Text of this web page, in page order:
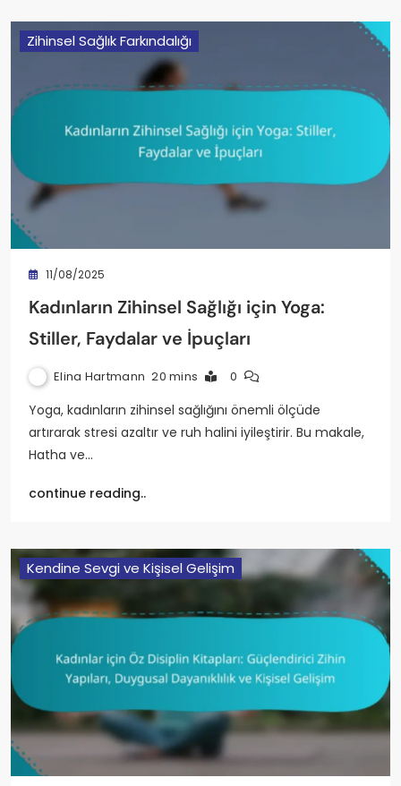
Zihinsel Sağlık Farkındalığı
11/08/2025
Kadınların Zihinsel Sağlığı için Yoga:
Stiller, Faydalar ve İpuçları
Elina Hartmann 20 mins 0
Yoga, kadınların zihinsel sağlığını önemli ölçüde
artırarak stresi azaltır ve ruh halini iyileştirir. Bu makale,
Hatha ve…
continue reading..
Kendine Sevgi ve Kişisel Gelişim